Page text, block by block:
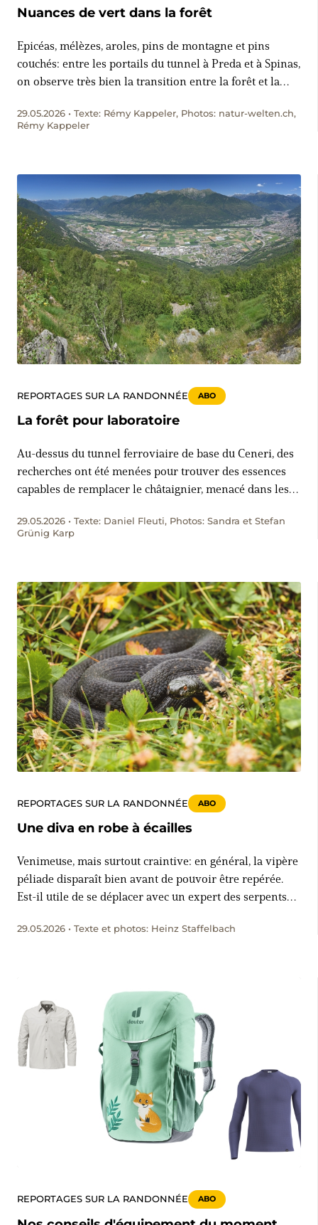
Nuances de vert dans la forêt
Epicéas, mélèzes, aroles, pins de montagne et pins
couchés: entre les portails du tunnel à Preda et à Spinas,
on observe très bien la transition entre la forêt et la
sylvestre en compagnie d’un garde forestier de la vallée
de l’Albula.
29.05.2026 • Texte: Rémy Kappeler, Photos: natur-welten.ch,
Rémy Kappeler
REPORTAGES SUR LA RANDONNÉE ABO
La forêt pour laboratoire
Au-dessus du tunnel ferroviaire de base du Ceneri, des
recherches ont été menées pour trouver des essences
capables de remplacer le châtaignier, menacé dans les
Copera est placée sous le signe du changement
climatique. En visite dans la forêt du futur.
29.05.2026 • Texte: Daniel Fleuti, Photos: Sandra et Stefan
Grünig Karp
REPORTAGES SUR LA RANDONNÉE ABO
Une diva en robe à écailles
Venimeuse, mais surtout craintive: en général, la vipère
péliade disparaît bien avant de pouvoir être repérée.
Est-il utile de se déplacer avec un expert des serpents?
Glaris.
29.05.2026 • Texte et photos: Heinz Staffelbach
REPORTAGES SUR LA RANDONNÉE ABO